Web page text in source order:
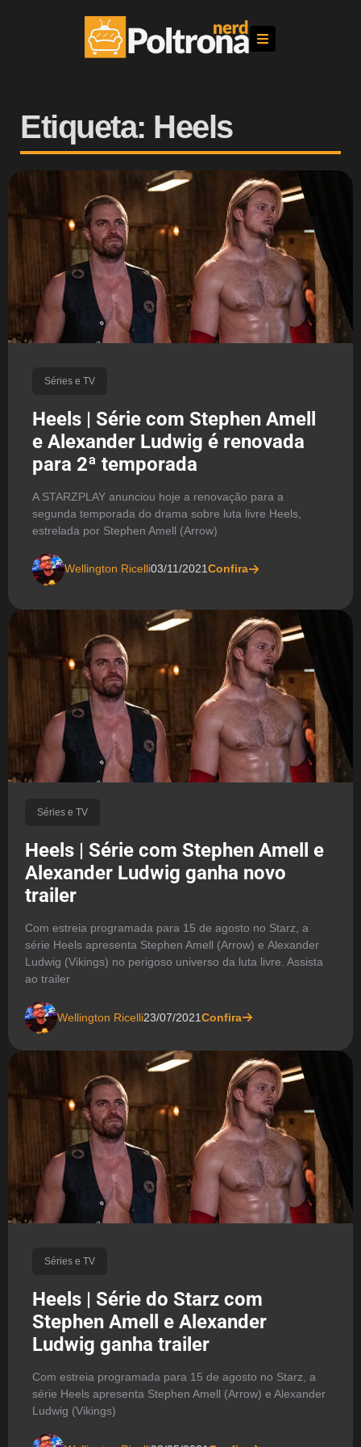
Etiqueta: Heels
Séries e TV
Heels | Série com Stephen Amell
e Alexander Ludwig é renovada
para 2ª temporada
A STARZPLAY anunciou hoje a renovação para a
segunda temporada do drama sobre luta livre Heels,
estrelada por Stephen Amell (Arrow)
Wellington Ricelli03/11/2021Confira
Séries e TV
Heels | Série com Stephen Amell e
Alexander Ludwig ganha novo
trailer
Com estreia programada para 15 de agosto no Starz, a
série Heels apresenta Stephen Amell (Arrow) e Alexander
Ludwig (Vikings) no perigoso universo da luta livre. Assista
ao trailer
Wellington Ricelli23/07/2021Confira
Séries e TV
Heels | Série do Starz com
Stephen Amell e Alexander
Ludwig ganha trailer
Com estreia programada para 15 de agosto no Starz, a
série Heels apresenta Stephen Amell (Arrow) e Alexander
Ludwig (Vikings)